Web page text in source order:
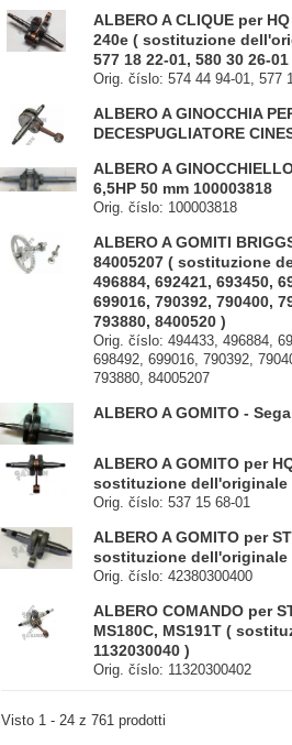
ALBERO A CLIQUE per
240e ( sostituzione
577 18 22-01, 580 30 26-01
Orig. číslo: 574 44 94-01, 577
ALBERO A GINOCCHIA
DECESPUGLIATORE
ALBERO A
6,5HP 50 mm 100003818
Orig. číslo: 100003818
ALBERO A GOMITI
84005207 ( sostituzione
496884, 692421, 693450,
699016, 790392, 790400,
793880, 8400520 )
Orig. číslo: 494433, 496884,
698492, 699016, 790392,
793880, 84005207
ALBERO A GOMITO -
ALBERO A GOMITO per
sostituzione dell'originale
Orig. číslo: 537 15 68-01
ALBERO A GOMITO per
sostituzione dell'originale
Orig. číslo: 42380300400
ALBERO COMANDO per
MS180C, MS191T (
1132030040 )
Orig. číslo: 11320300402
Visto 1 - 24 z 761 prodotti